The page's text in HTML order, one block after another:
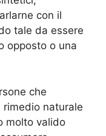
con il
tale da essere
opposto o una
che
naturale
molto valido